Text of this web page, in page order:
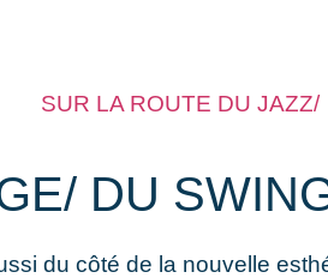
SUR LA ROUTE DU JAZZ/
DU
du côté de la nouvelle